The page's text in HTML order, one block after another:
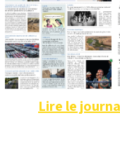
Lire le